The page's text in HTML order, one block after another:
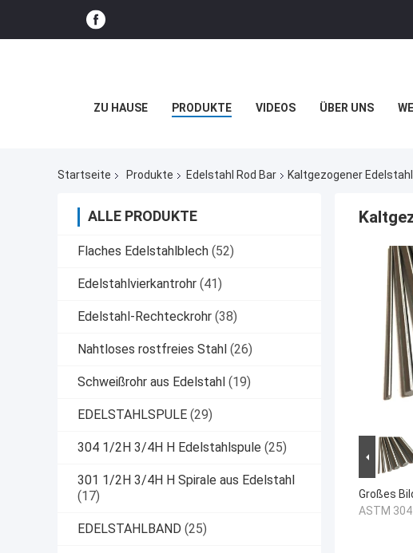
ZU HAUSE PRODUKTE VIDEOS ÜBER UNS
Startseite Produkte Edelstahl Rod Bar Kaltgezogener
ALLE PRODUKTE
Flaches Edelstahlblech (52)
Edelstahlvierkantrohr (41)
Edelstahl-Rechteckrohr (38)
Nahtloses rostfreies Stahl (26)
Schweißrohr aus Edelstahl (19)
EDELSTAHLSPULE (29)
304 1/2H 3/4H H Edelstahlspule (25)
301 1/2H 3/4H H Spirale aus Edelstahl
(17)
EDELSTAHLBAND (25)
Großes
ASTM